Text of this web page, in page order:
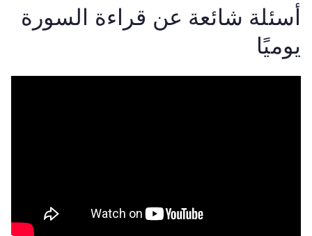
أسئلة شائعة عن قراءة السورة
يوميًا